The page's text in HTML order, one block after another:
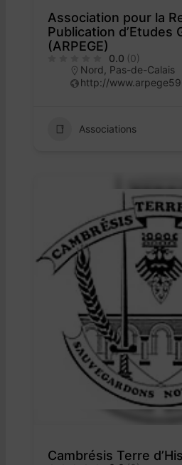
Association pour la
Publication d’Etudes
(ARPEGE)
0.0 (0)
Nord Pas-de-Calais
http://
Associations
Cambrésis Terre